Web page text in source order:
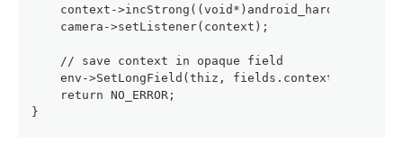
context-
    camera->setListener(context);
    // save context in opaque field
env->SetLongField(thiz, fields.context,
    return NO_ERROR;
}